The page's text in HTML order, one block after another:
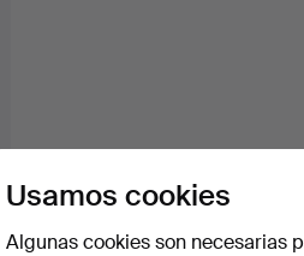
Usamos cookies
Algunas cookies son necesarias